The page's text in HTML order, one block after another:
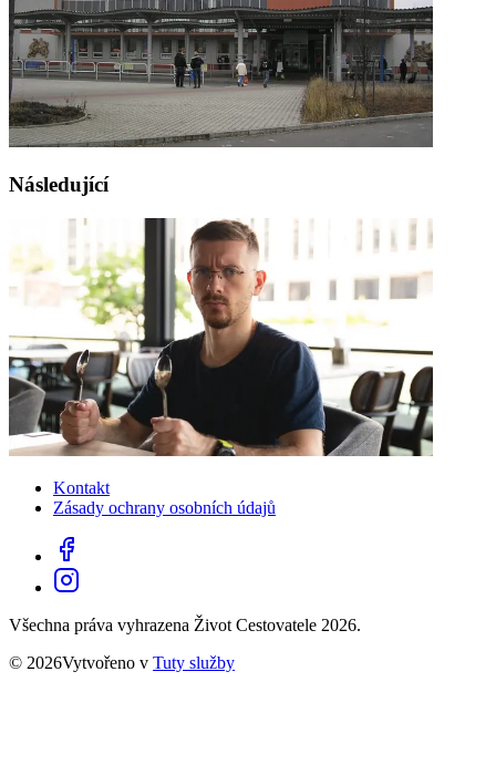
Následující
Kontakt
Zásady ochrany osobních údajů
Všechna práva vyhrazena Život Cestovatele 2026.
© 2026Vytvořeno v Tuty služby